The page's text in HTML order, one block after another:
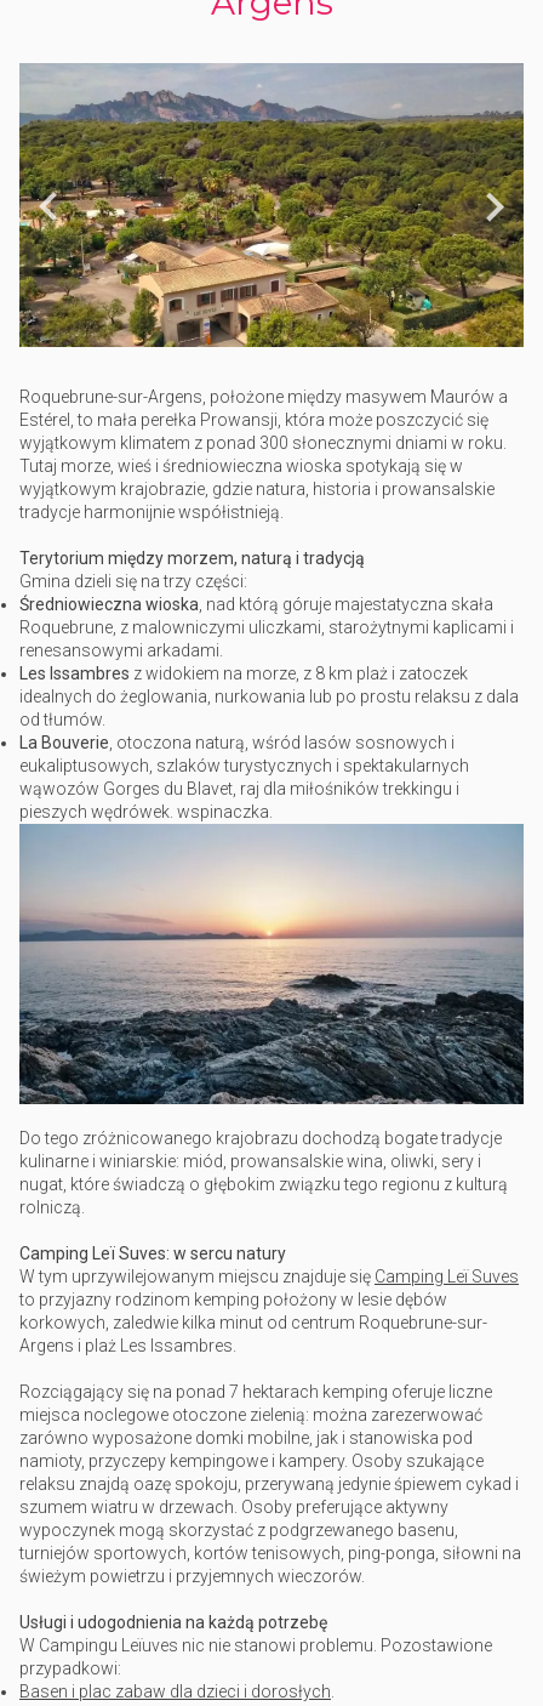
Roquebrune-sur-Argens, położone między masywem Maurów a
Estérel, to mała perełka Prowansji, która może poszczycić się
wyjątkowym klimatem z ponad 300 słonecznymi dniami w roku.
Tutaj morze, wieś i średniowieczna wioska spotykają się w
wyjątkowym krajobrazie, gdzie natura, historia i prowansalskie
tradycje harmonijnie współistnieją.
Terytorium między morzem, naturą i tradycją
Gmina dzieli się na trzy części:
Średniowieczna wioska , nad którą góruje majestatyczna skała
Roquebrune, z malowniczymi uliczkami, starożytnymi kaplicami i
renesansowymi arkadami.
Les Issambres z widokiem na morze, z 8 km plaż i zatoczek
idealnych do żeglowania, nurkowania lub po prostu relaksu z dala
od tłumów.
La Bouverie , otoczona naturą, wśród lasów sosnowych i
eukaliptusowych, szlaków turystycznych i spektakularnych
wąwozów Gorges du Blavet, raj dla miłośników trekkingu i
pieszych wędrówek. wspinaczka.
Do tego zróżnicowanego krajobrazu dochodzą bogate tradycje
kulinarne i winiarskie: miód, prowansalskie wina, oliwki, sery i
nugat, które świadczą o głębokim związku tego regionu z kulturą
rolniczą.
Camping Leï Suves: w sercu natury
W tym uprzywilejowanym miejscu znajduje się Camping Leï Suves
to przyjazny rodzinom kemping położony w lesie dębów
korkowych, zaledwie kilka minut od centrum Roquebrune-sur-
Argens i plaż Les Issambres.
Rozciągający się na ponad 7 hektarach kemping oferuje liczne
miejsca noclegowe otoczone zielenią: można zarezerwować
zarówno wyposażone domki mobilne, jak i stanowiska pod
namioty, przyczepy kempingowe i kampery. Osoby szukające
relaksu znajdą oazę spokoju, przerywaną jedynie śpiewem cykad i
szumem wiatru w drzewach. Osoby preferujące aktywny
wypoczynek mogą skorzystać z podgrzewanego basenu,
turniejów sportowych, kortów tenisowych, ping-ponga, siłowni na
świeżym powietrzu i przyjemnych wieczorów.
Usługi i udogodnienia na każdą potrzebę
W Campingu Leïuves nic nie stanowi problemu. Pozostawione
przypadkowi:
Basen i plac zabaw dla dzieci i dorosłych